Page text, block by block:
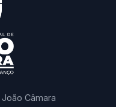
Câmara